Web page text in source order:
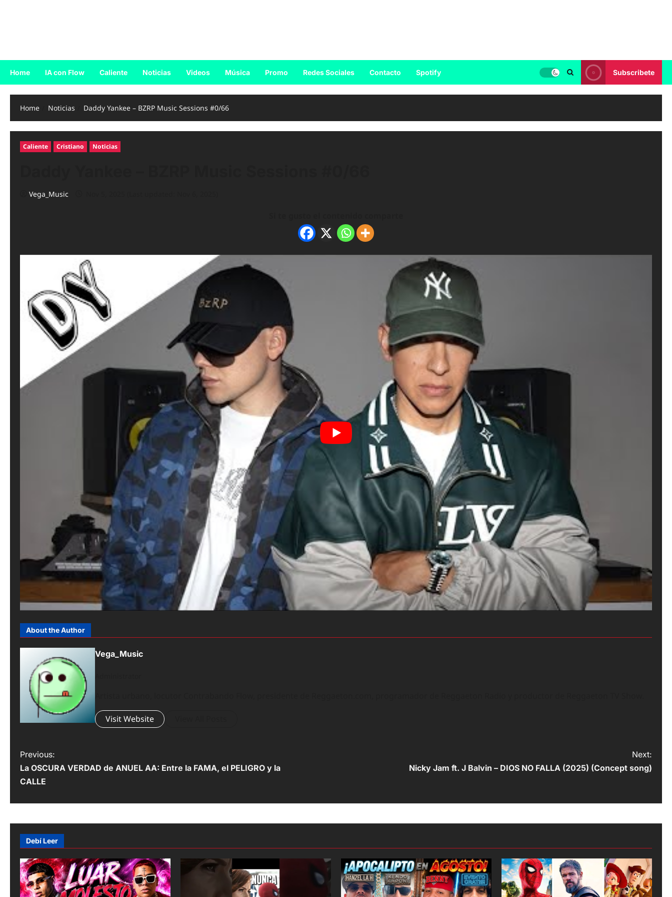
Home IA con Flow Caliente Noticias Videos Música Promo Redes Sociales Contacto Spotify Subscribete
Home Noticias Daddy Yankee – BZRP Music Sessions #0/66
Caliente Cristiano Noticias
Vega_Music
About the Author
Vega_Music
Visit Website
P
o
n
a
v
i
Previous:
La OSCURA VERDAD de ANUEL AA: Entre la FAMA, el PELIGRO y la
CALLE
Next:
Nicky Jam ft. J Balvin – DIOS NO FALLA (2025) (Concept song)
Debí Leer